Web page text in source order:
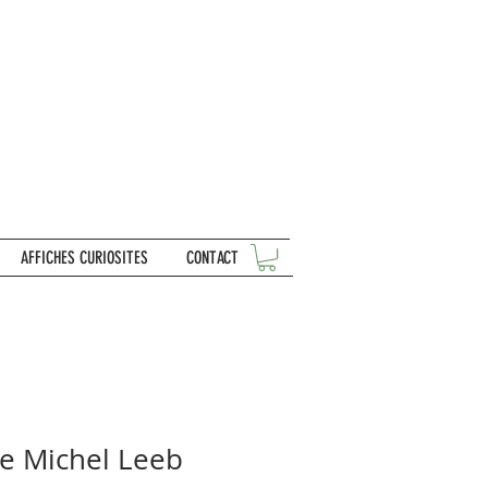
AFFICHES CURIOSITES CONTACT
Michel Leeb